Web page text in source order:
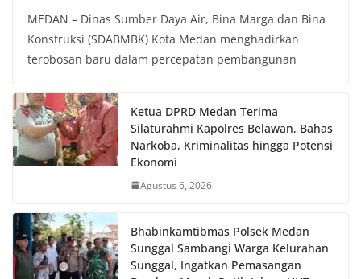
masyarakat dalam menjaga keamanan lingkungan
secara bersama-sama.‎‎Kehadiran
Bhabinkamtibmas di tengah-tengah warga
masyarakat, sekaligus membangun kesadaran
kolektif warga akan pentingnya menjaga
keamanan, ketertiban, dan kekompakan
lingkungan, khususnya dalam menyambut
momentum bersejarah HUT Kemerdekaan
Republik Indonesia.‎Kegiatan sambang ini
oleh Bhabinkamtibmas di wilayah Kelurahan
Sunggal sebagai bagian dari upaya menciptakan
situasi Kamtibmas yang aman dan kondusif,
sekaligus menumbuhkan semangat nasionalisme
MEDAN – Dinas Sumber Daya Air, Bina Marga dan Bina
Konstruksi (SDABMBK) Kota Medan menghadirkan
terobosan baru dalam percepatan pembangunan
Ketua DPRD Medan Terima
Silaturahmi Kapolres Belawan, Bahas
Narkoba, Kriminalitas hingga Potensi
Ekonomi
Agustus 6, 2026
Bhabinkamtibmas Polsek Medan
Sunggal Sambangi Warga Kelurahan
Sunggal, Ingatkan Pemasangan